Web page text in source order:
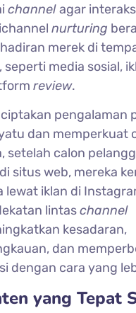
channelagar
nurturing
merek di
media sosial,
review.
pengalaman
dan memperkuat
setelah calon
situs web, mereka
lewat iklan di
lintaschannel
kesadaran,
dan
dengan cara yang
yang Tepat